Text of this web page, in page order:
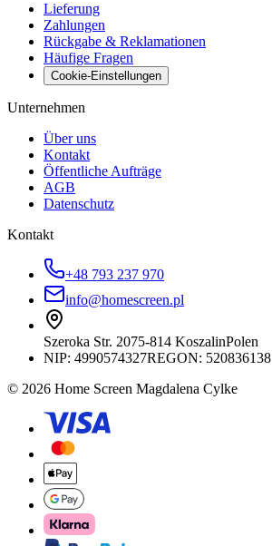
Lieferung
Zahlungen
Rückgabe & Reklamationen
Häufige Fragen
Cookie-Einstellungen
Unternehmen
Über uns
Kontakt
Öffentliche Aufträge
AGB
Datenschutz
Kontakt
+48 793 237 970
info@homescreen.pl
Szeroka Str. 2075-814 KoszalinPolen
NIP: 4990574327REGON: 520836138
© 2026 Home Screen Magdalena Cylke